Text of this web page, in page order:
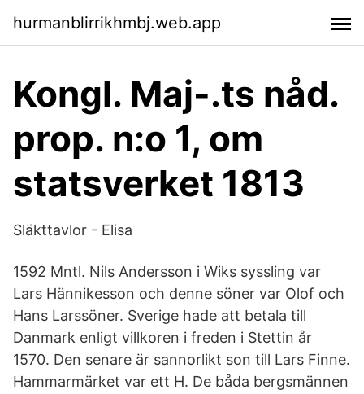
hurmanblirrikhmbj.web.app
Kongl. Maj-.ts nåd.
prop. n:o 1, om
statsverket 1813
Släkttavlor - Elisa
1592 Mntl. Nils Andersson i Wiks syssling var
Lars Hännikesson och denne söner var Olof och
Hans Larssöner. Sverige hade att betala till
Danmark enligt villkoren i freden i Stettin år
1570. Den senare är sannorlikt son till Lars Finne.
Hammarmärket var ett H. De båda bergsmännen